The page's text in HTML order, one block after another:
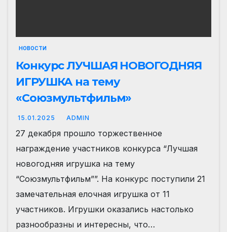
НОВОСТИ
Конкурс ЛУЧШАЯ НОВОГОДНЯЯ
ИГРУШКА на тему
«Союзмультфильм»
15.01.2025 ADMIN
27 декабря прошло торжественное
награждение участников конкурса “Лучшая
новогодняя игрушка на тему
“Союзмультфильм””. На конкурс поступили 21
замечательная елочная игрушка от 11
участников. Игрушки оказались настолько
разнообразны и интересны, что…